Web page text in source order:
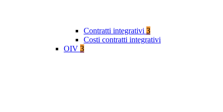
Contratti integrativi 3
Costi contratti integrativi
OIV 3